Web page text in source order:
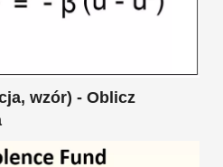
wzór) - Oblicz